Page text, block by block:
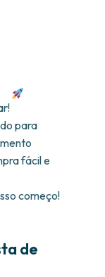
para
fácil e
começo!
de